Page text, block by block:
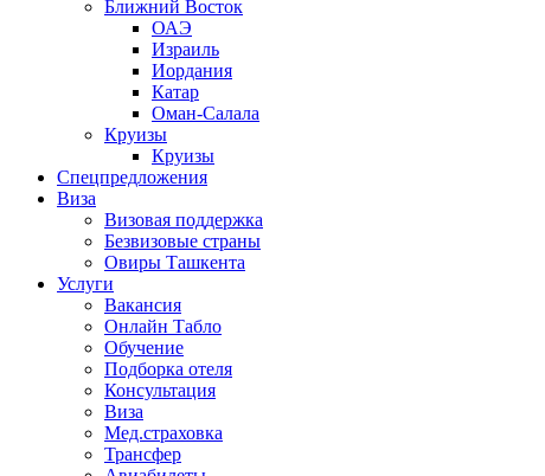
Ближний Восток
ОАЭ
Израиль
Иордания
Катар
Оман-Салала
Круизы
Круизы
Спецпредложения
Виза
Визовая поддержка
Безвизовые страны
Овиры Ташкента
Услуги
Вакансия
Онлайн Табло
Обучение
Подборка отеля
Консультация
Виза
Мед.страховка
Трансфер